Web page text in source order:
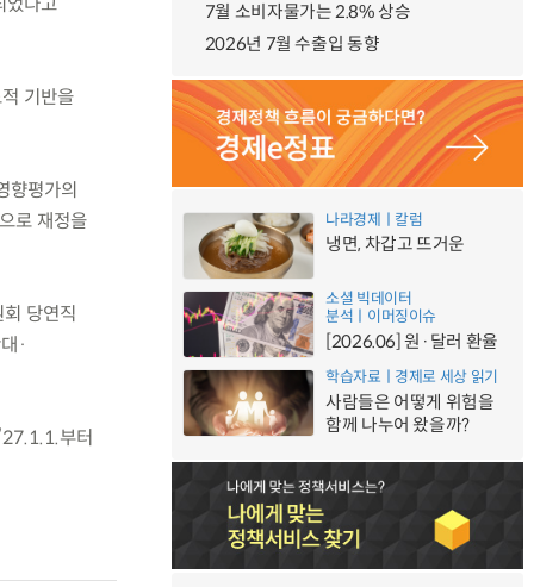
었다고
기반을
향평가의
로 재정을
당연직
·
부터
7월 소비자물가는 2.8% 상승
2026년 7월 수출입 동향
나라경제ㅣ칼럼
냉면, 차갑고 뜨거운
소셜 빅데이터
분석ㅣ이머징이슈
[2026.06] 원·달러 환율
학습자료ㅣ경제로 세상 읽기
사람들은 어떻게 위험을
함께 나누어 왔을까?